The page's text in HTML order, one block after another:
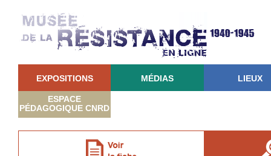
EXPOSITIONS MÉDIAS LIEUX
ESPACE
PÉDAGOGIQUE CNRD